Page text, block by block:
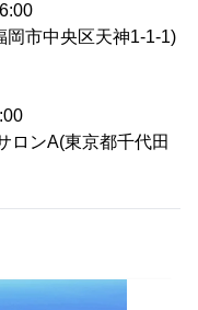
岡市中央区天神1-1-1)
ロンA(東京都千代田